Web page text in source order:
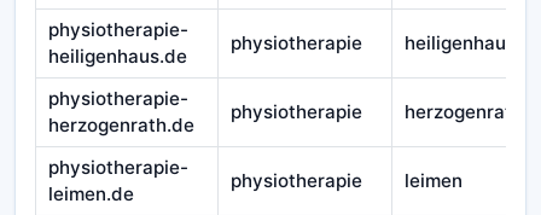
physiotherapie-
heiligenhaus.de
physiotherapie heiligenhaus
physiotherapie-
herzogenrath.de
physiotherapie herzogenrath
physiotherapie-
leimen.de
physiotherapie leimen